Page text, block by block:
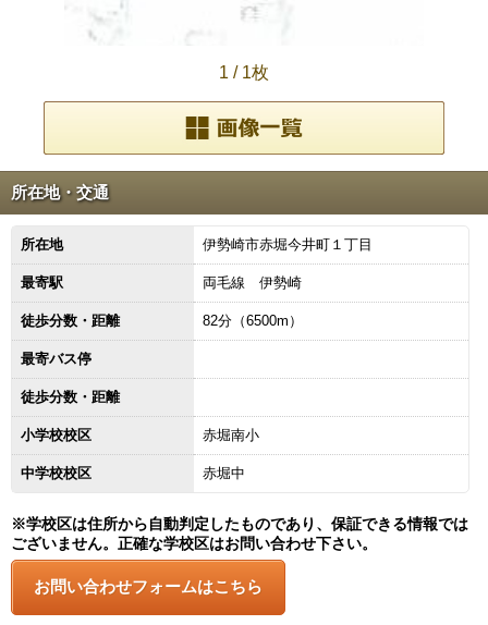
1 / 1枚
所在地・交通
所在地 伊勢崎市赤堀今井町１丁目
最寄駅 両毛線 伊勢崎
徒歩分数・距離 82分（6500m）
最寄バス停
徒歩分数・距離
小学校校区 赤堀南小
中学校校区 赤堀中
※学校区は住所から自動判定したものであり、保証できる情報では
ございません。正確な学校区はお問い合わせ下さい。